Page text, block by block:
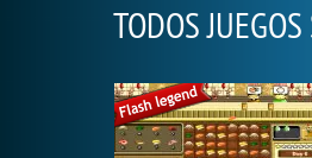
TODOS